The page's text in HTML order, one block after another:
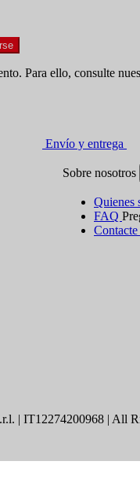
Para ello, consulte
Envío y entrega
Sobre nosotros
Quienes
FAQ
| IT12274200968 | All